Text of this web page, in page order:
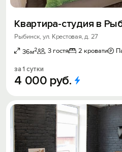
Квартира-студия в
Рыбинск, ул. Крестовая, д. 27
36м2 3 гостя 2 кровати
за 1 сутки
4 000 руб.